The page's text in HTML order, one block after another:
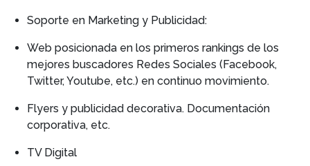
Soporte en Marketing y Publicidad:
Web posicionada en los primeros rankings de los
mejores buscadores Redes Sociales (Facebook,
Twitter, Youtube, etc.) en continuo movimiento.
Flyers y publicidad decorativa. Documentación
corporativa, etc.
TV Digital